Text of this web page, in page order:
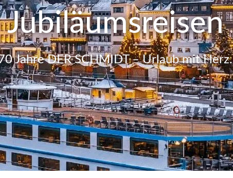
Jubiläumsreisen
Jahre DER SCHMIDT – Urlaub mit Herz.